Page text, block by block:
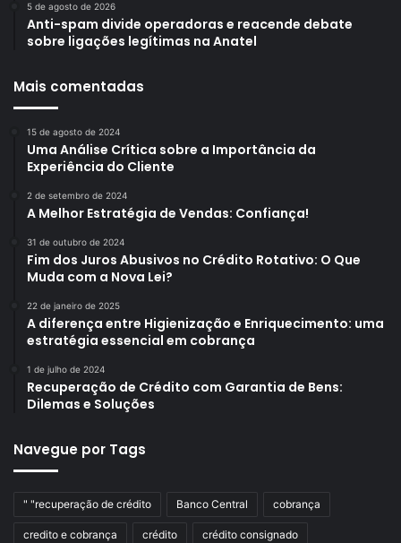
5 de agosto de 2026
Anti-spam divide operadoras e reacende debate
sobre ligações legítimas na Anatel
Mais comentadas
15 de agosto de 2024
Uma Análise Crítica sobre a Importância da
Experiência do Cliente
2 de setembro de 2024
A Melhor Estratégia de Vendas: Confiança!
31 de outubro de 2024
Fim dos Juros Abusivos no Crédito Rotativo: O Que
Muda com a Nova Lei?
22 de janeiro de 2025
A diferença entre Higienização e Enriquecimento: uma
estratégia essencial em cobrança
1 de julho de 2024
Recuperação de Crédito com Garantia de Bens:
Dilemas e Soluções
Navegue por Tags
" "recuperação de crédito Banco Central cobrança
credito e cobrança crédito crédito consignado